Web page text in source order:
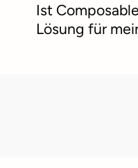
Ist
Lösung für